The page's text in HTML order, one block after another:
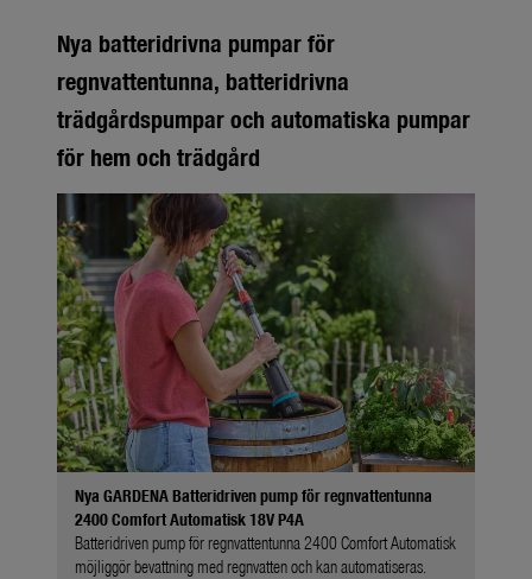
Nya batteridrivna pumpar för
regnvattentunna, batteridrivna
trädgårdspumpar och automatiska pumpar
för hem och trädgård
Nya GARDENA Batteridriven pump för regnvattentunna
2400 Comfort Automatisk 18V P4A
Batteridriven pump för regnvattentunna 2400 Comfort Automatisk
möjliggör bevattning med regnvatten och kan automatiseras.